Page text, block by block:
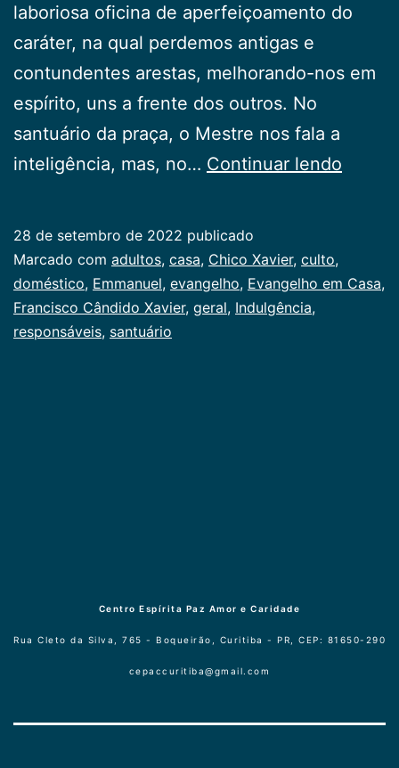
laboriosa oficina de aperfeiçoamento do
caráter, na qual perdemos antigas e
contundentes arestas, melhorando-nos em
espírito, uns a frente dos outros. No
santuário da praça, o Mestre nos fala a
inteligência, mas, no… Continuar lendo
28 de setembro de 2022 publicado
Categorizado
como
Publicogeral
Marcado com adultos, casa, Chico Xavier, culto,
doméstico, Emmanuel, evangelho, Evangelho em Casa,
Francisco Cândido Xavier, geral, Indulgência,
responsáveis, santuário
Centro Espírita Paz Amor e Caridade
Rua Cleto da Silva, 765 - Boqueirão, Curitiba - PR, CEP: 81650-290
cepaccuritiba@gmail.com